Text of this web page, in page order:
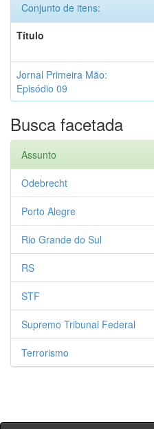
Conjunto de itens:
Título
Jornal Primeira Mão:
Episódio 09
Busca facetada
Assunto
Odebrecht
Porto Alegre
Rio Grande do Sul
RS
STF
Supremo Tribunal Federal
Terrorismo